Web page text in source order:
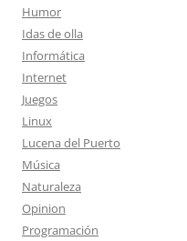
Humor
Idas de olla
Informática
Internet
Juegos
Linux
Lucena del Puerto
Música
Naturaleza
Opinion
Programación